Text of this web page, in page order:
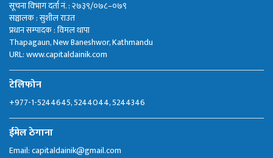
सूचना विभाग दर्ता नं. : २७३९/०७८–०७९
सञ्चालक : सुशील राउत
प्रधान सम्पादक : विमल थापा
Thapagaun, New Baneshwor, Kathmandu
URL: www.capitaldainik.com
टेलिफोन
+977-1-5244645, 5244044, 5244346
ईमेल ठेगाना
Email:capitaldainik@gmail.com